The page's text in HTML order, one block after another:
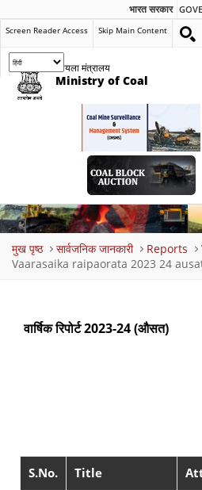
भारत सरकार
Screen Reader Access Skip Main Content
कोयला मंत्रालय
Ministry of Coal
मुख पृष्ठ सार्वजनिक जानकारी Reports
Vaarasaika raipaorata 2023 24
वार्षिक रिपोर्ट 2023-24 (औसत)
S.No. Title